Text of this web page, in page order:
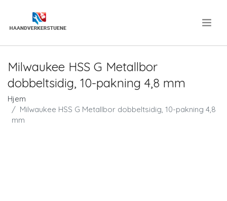
Milwaukee HSS G Metallbor
dobbeltsidig, 10-pakning 4,8 mm
Hjem
Milwaukee HSS G Metallbor dobbeltsidig, 10-pakning 4,8
mm